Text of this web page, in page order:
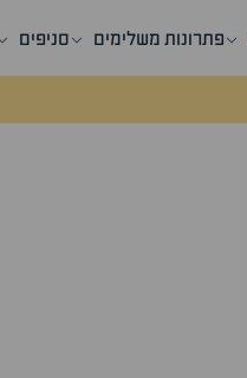
פתרונות משלימים סניפים